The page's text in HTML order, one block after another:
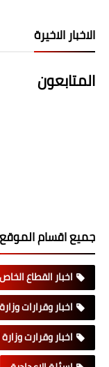
الاخبار الاخيرة
المتابعون
جميع اقسام الموقع
اخبار القطاع الخاص
اخبار وقرارات
اخبار وقرارت وزارة